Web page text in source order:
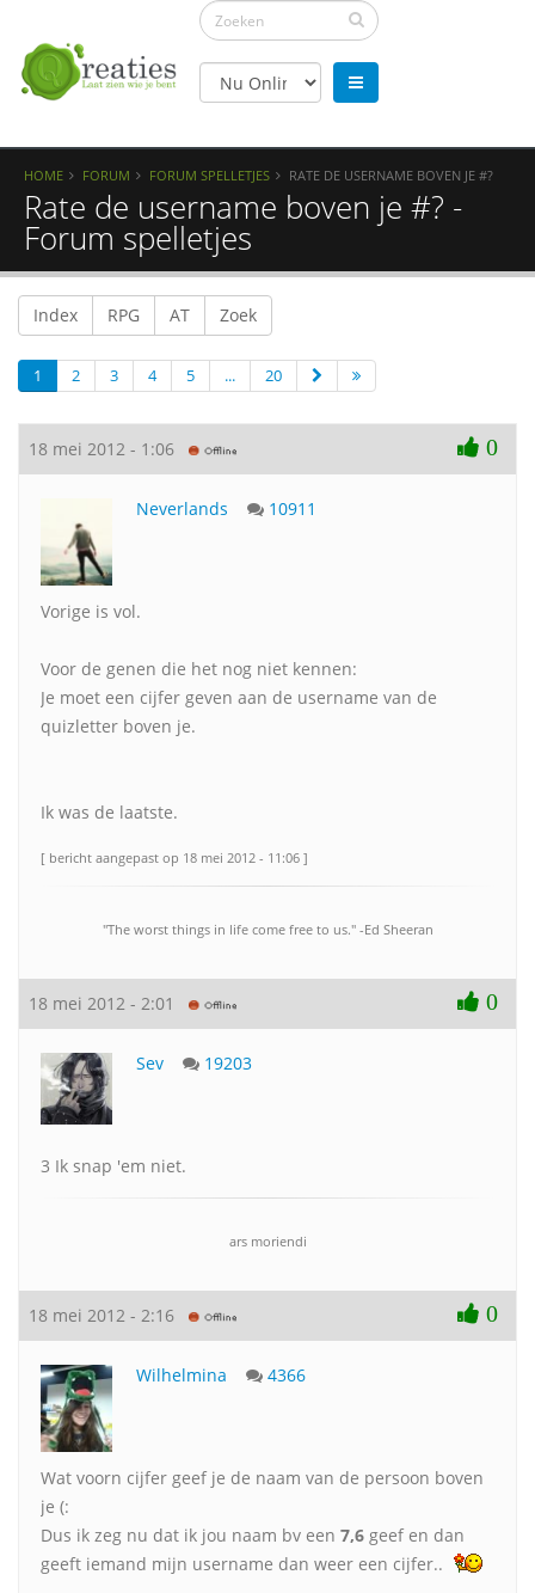
HOME FORUM FORUM SPELLETJES RATE DE USERNAME BOVEN JE #?
Rate de username boven je #? -
Forum spelletjes
Index RPG AT Zoek
1 2 3 4 5 ... 20
18 mei 2012 - 1:06 0
Neverlands 10911
Vorige is vol.
Voor de genen die het nog niet kennen:
Je moet een cijfer geven aan de username van de
quizletter boven je.
Ik was de laatste.
[ bericht aangepast op 18 mei 2012 - 11:06 ]
"The worst things in life come free to us." -Ed Sheeran
18 mei 2012 - 2:01 0
Sev 19203
3 Ik snap 'em niet.
ars moriendi
18 mei 2012 - 2:16 0
Wilhelmina 4366
Wat voorn cijfer geef je de naam van de persoon boven
je (:
Dus ik zeg nu dat ik jou naam bv een 7,6 geef en dan
geeft iemand mijn username dan weer een cijfer..